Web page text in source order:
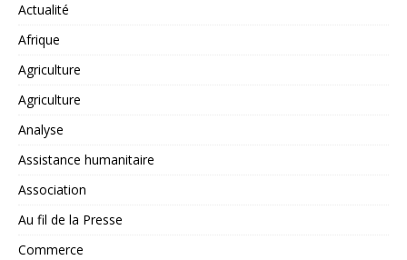
Actualité
Afrique
Agriculture
Agriculture
Analyse
Assistance humanitaire
Association
Au fil de la Presse
Commerce